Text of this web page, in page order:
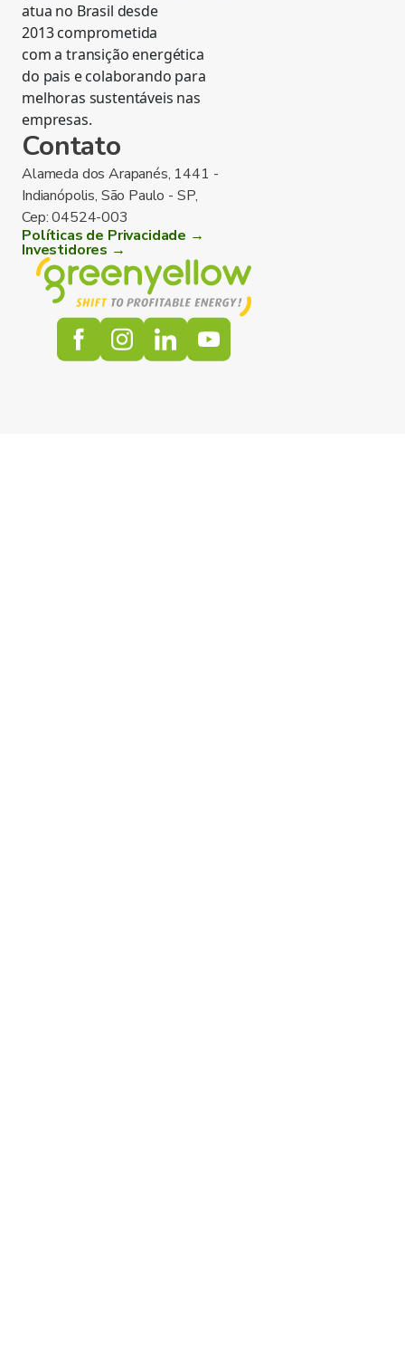
atua no Brasil desde
2013 comprometida
com a transição energética
do pais e colaborando para
melhoras sustentáveis nas
empresas.
Contato
Alameda dos Arapanés, 1441 -
Indianópolis, São Paulo - SP,
Cep: 04524-003
Políticas de Privacidade →
Investidores →